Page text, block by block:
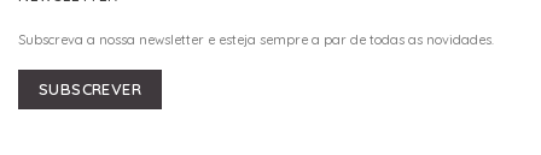
Subscreva a nossa newsletter e esteja sempre a par de todas as novidades.
SUBSCREVER